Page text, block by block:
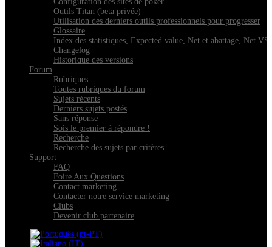
Outils Titan (beta privée)
Utilisation des derniers outils professionnels pour progresser
Glossaire
Index des statistiques, Expected value, Net et abattage, Net
Changelog
Historique des versions
Forum
Rubriques
Toutes rubriques du forum
Sujets récents
Derniers sujets postés
Sans réponse
Sois le premier à répondre !
Recherche
Recherche des sujets par critères
Support
FAQ
Foire Aux Questions
Contact marketing
Contacter notre service marketing
Clubs
Devenir club partenaire